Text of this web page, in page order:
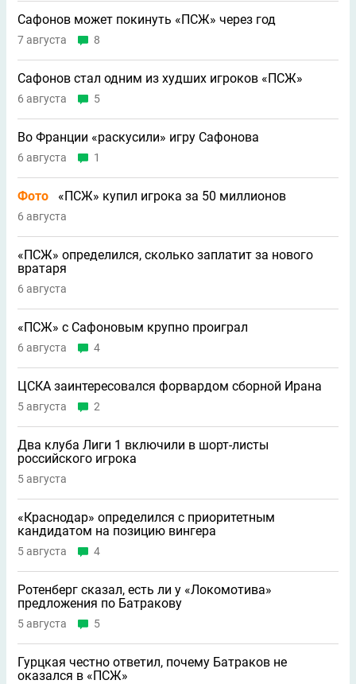
Сафонов может покинуть «ПСЖ» через год
7 августа 8
Сафонов стал одним из худших игроков «ПСЖ»
6 августа 5
Во Франции «раскусили» игру Сафонова
6 августа 1
Фото «ПСЖ» купил игрока за 50 миллионов
6 августа
«ПСЖ» определился, сколько заплатит за нового
вратаря
6 августа
«ПСЖ» с Сафоновым крупно проиграл
6 августа 4
ЦСКА заинтересовался форвардом сборной Ирана
5 августа 2
Два клуба Лиги 1 включили в шорт-листы
российского игрока
5 августа
«Краснодар» определился с приоритетным
кандидатом на позицию вингера
5 августа 4
Ротенберг сказал, есть ли у «Локомотива»
предложения по Батракову
5 августа 5
Гурцкая честно ответил, почему Батраков не
оказался в «ПСЖ»